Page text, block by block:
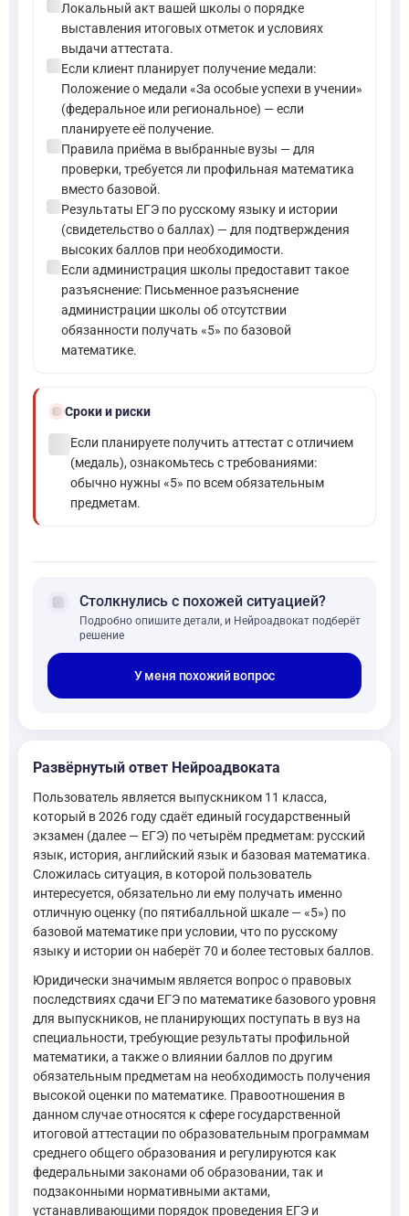
Локальный акт вашей школы о порядке
выставления итоговых отметок и условиях
выдачи аттестата.
Если клиент планирует получение медали:
Положение о медали «За особые успехи в учении»
(федеральное или региональное) — если
планируете её получение.
Правила приёма в выбранные вузы — для
проверки, требуется ли профильная математика
вместо базовой.
Результаты ЕГЭ по русскому языку и истории
(свидетельство о баллах) — для подтверждения
высоких баллов при необходимости.
Если администрация школы предоставит такое
разъяснение: Письменное разъяснение
администрации школы об отсутствии
обязанности получать «5» по базовой
математике.
schedule Сроки и риски
Если планируете получить аттестат с отличием
(медаль), ознакомьтесь с требованиями:
обычно нужны «5» по всем обязательным
предметам.
forum Столкнулись с похожей ситуацией?
Подробно опишите детали, и Нейроадвокат подберёт
решение
У меня похожий вопрос
Развёрнутый ответ Нейроадвоката
Пользователь является выпускником 11 класса,
который в 2026 году сдаёт единый государственный
экзамен (далее — ЕГЭ) по четырём предметам: русский
язык, история, английский язык и базовая математика.
Сложилась ситуация, в которой пользователь
интересуется, обязательно ли ему получать именно
отличную оценку (по пятибалльной шкале — «5») по
базовой математике при условии, что по русскому
языку и истории он наберёт 70 и более тестовых баллов.
Юридически значимым является вопрос о правовых
последствиях сдачи ЕГЭ по математике базового уровня
для выпускников, не планирующих поступать в вуз на
специальности, требующие результаты профильной
математики, а также о влиянии баллов по другим
обязательным предметам на необходимость получения
высокой оценки по математике. Правоотношения в
данном случае относятся к сфере государственной
итоговой аттестации по образовательным программам
среднего общего образования и регулируются как
федеральными законами об образовании, так и
подзаконными нормативными актами,
устанавливающими порядок проведения ЕГЭ и